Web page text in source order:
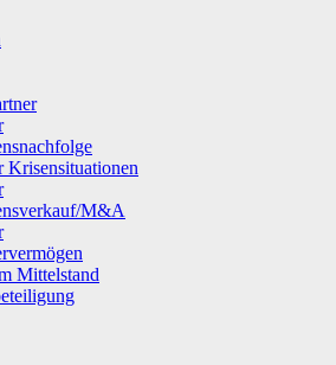
Krisensituationen
M&A
Mittelstand